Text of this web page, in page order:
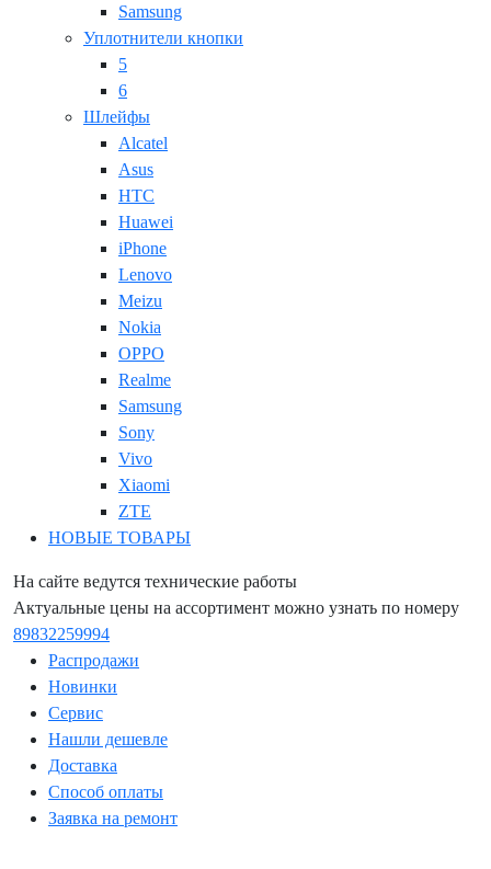
Samsung
Уплотнители кнопки
5
6
Шлейфы
Alcatel
Asus
HTC
Huawei
iPhone
Lenovo
Meizu
Nokia
OPPO
Realme
Samsung
Sony
Vivo
Xiaomi
ZTE
НОВЫЕ ТОВАРЫ
На сайте ведутся технические работы
Актуальные цены на ассортимент можно узнать по номеру
89832259994
Распродажи
Новинки
Сервис
Нашли дешевле
Доставка
Способ оплаты
Заявка на ремонт